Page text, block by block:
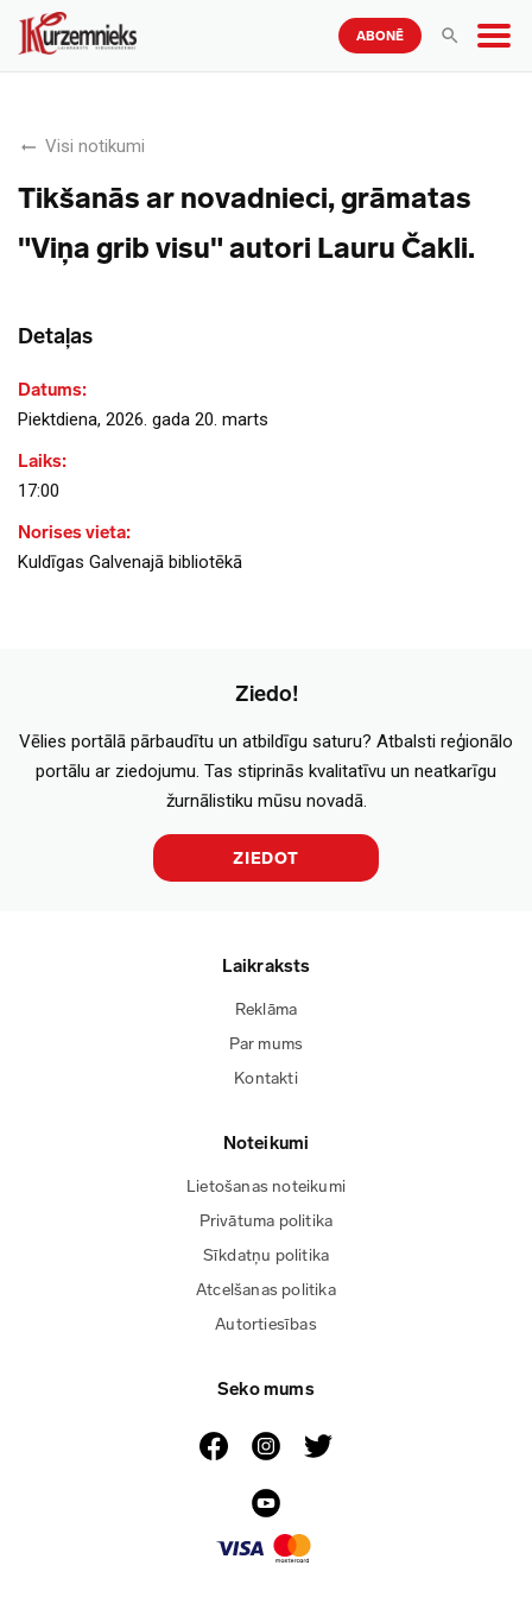
ABONĒ
Visi notikumi
Tikšanās ar novadnieci, grāmatas
"Viņa grib visu" autori Lauru Čakli.
Detaļas
Datums:
Piektdiena, 2026. gada 20. marts
Laiks:
17:00
Norises vieta:
Kuldīgas Galvenajā bibliotēkā
Ziedo!
Vēlies portālā pārbaudītu un atbildīgu saturu? Atbalsti reģionālo
portālu ar ziedojumu. Tas stiprinās kvalitatīvu un neatkarīgu
žurnālistiku mūsu novadā.
ZIEDOT
Laikraksts
Reklāma
Par mums
Kontakti
Noteikumi
Lietošanas noteikumi
Privātuma politika
Sīkdatņu politika
Atcelšanas politika
Autortiesības
Seko mums